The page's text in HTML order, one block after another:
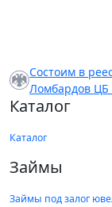
Состоим в
Ломбардов
Каталог
Каталог
Займы
Займы под залог